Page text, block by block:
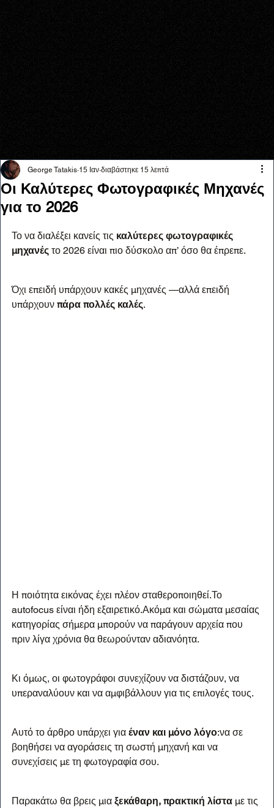
Οι Καλύτερες Φωτογραφικές Μηχανές
για το 2026
George Tatakis 15 Ιαν διαβάστηκε 15 λεπτά
Το να διαλέξει κανείς τις καλύτερες φωτογραφικές
μηχανές το 2026 είναι πιο δύσκολο απ’ όσο θα έπρεπε.
Όχι επειδή υπάρχουν κακές μηχανές —αλλά επειδή
υπάρχουν πάρα πολλές καλές.
Η ποιότητα εικόνας έχει πλέον σταθεροποιηθεί.Το
autofocus είναι ήδη εξαιρετικό.Ακόμα και σώματα μεσαίας
κατηγορίας σήμερα μπορούν να παράγουν αρχεία που
πριν λίγα χρόνια θα θεωρούνταν αδιανόητα.
Κι όμως, οι φωτογράφοι συνεχίζουν να διστάζουν, να
υπεραναλύουν και να αμφιβάλλουν για τις επιλογές τους.
Αυτό το άρθρο υπάρχει για έναν και μόνο λόγο:να σε
βοηθήσει να αγοράσεις τη σωστή μηχανή και να
συνεχίσεις με τη φωτογραφία σου.
Παρακάτω θα βρεις μια ξεκάθαρη, πρακτική λίστα με τις